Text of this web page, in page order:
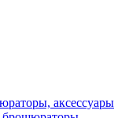
аксессуары